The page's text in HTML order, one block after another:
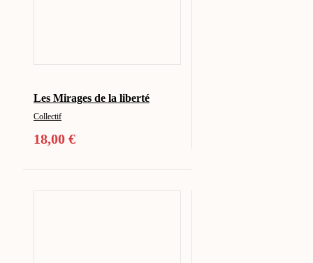
Les Mirages de la liberté
Collectif
18,00 €